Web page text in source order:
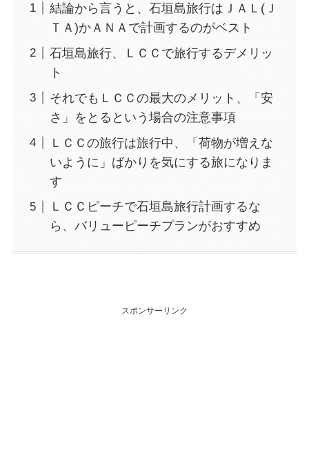
結論から言うと、石垣島旅行はＪＡＬ(Ｊ
ＴＡ)かＡＮＡで計画するのがベスト
石垣島旅行、ＬＣＣで旅行するデメリッ
ト
それでもＬＣＣの最大のメリット、「安
さ」をとるという場合の注意事項
ＬＣＣの旅行は旅行中、「荷物が増えな
いように」ばかりを気にする旅になりま
す
ＬＣＣピーチで石垣島旅行計画するな
ら、バリューピーチプランがおすすめ
スポンサーリンク